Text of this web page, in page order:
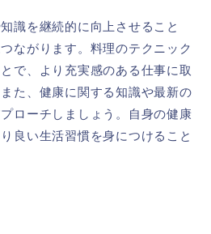
識を継続的に向上させること
ながります。料理のテクニック
で、より充実感のある仕事に取
た、健康に関する知識や最新の
ローチしましょう。自身の健康
良い生活習慣を身につけること